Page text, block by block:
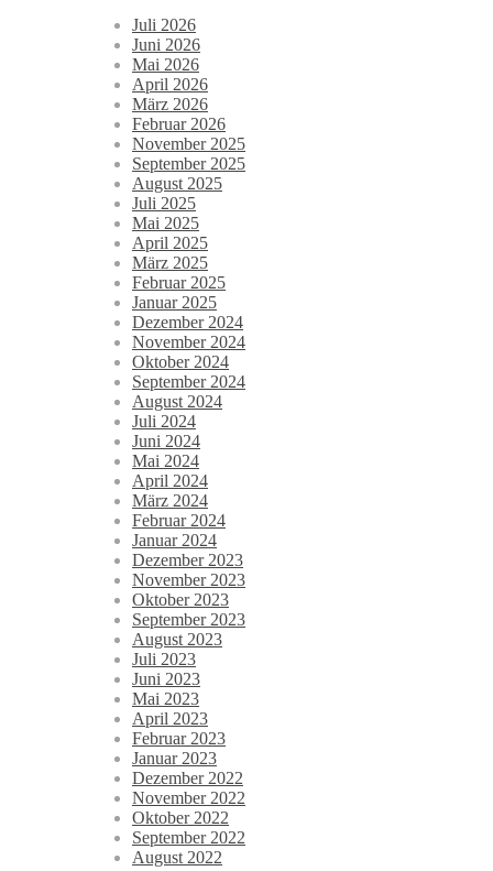
Juli 2026
Juni 2026
Mai 2026
April 2026
März 2026
Februar 2026
November 2025
September 2025
August 2025
Juli 2025
Mai 2025
April 2025
März 2025
Februar 2025
Januar 2025
Dezember 2024
November 2024
Oktober 2024
September 2024
August 2024
Juli 2024
Juni 2024
Mai 2024
April 2024
März 2024
Februar 2024
Januar 2024
Dezember 2023
November 2023
Oktober 2023
September 2023
August 2023
Juli 2023
Juni 2023
Mai 2023
April 2023
Februar 2023
Januar 2023
Dezember 2022
November 2022
Oktober 2022
September 2022
August 2022